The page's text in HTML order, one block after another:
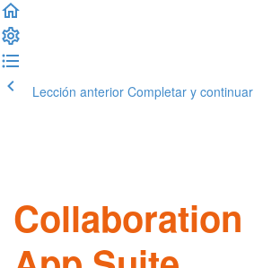
Lección anterior Completar y continuar
Collaboration